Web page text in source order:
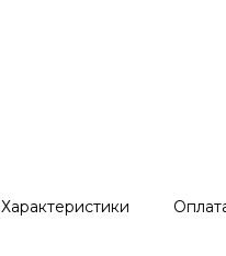
Характеристики